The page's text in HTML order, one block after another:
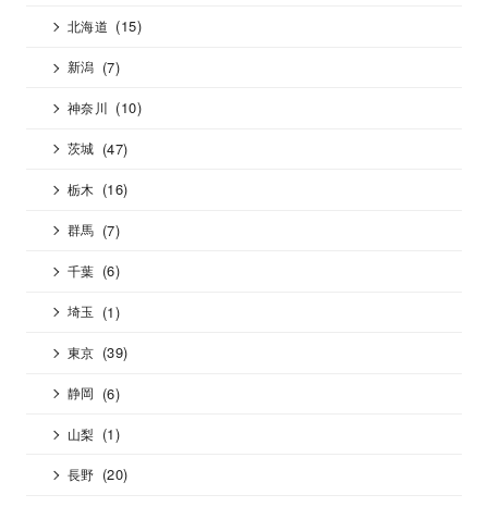
北海道 (15)
新潟 (7)
神奈川 (10)
茨城 (47)
栃木 (16)
群馬 (7)
千葉 (6)
埼玉 (1)
東京 (39)
静岡 (6)
山梨 (1)
長野 (20)